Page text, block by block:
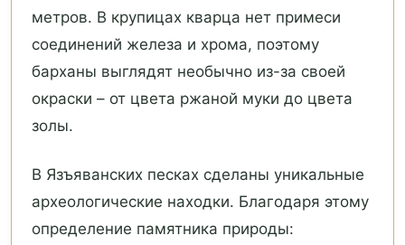
метров. В крупицах кварца нет примеси
соединений железа и хрома, поэтому
барханы выглядят необычно из-за своей
окраски – от цвета ржаной муки до цвета
золы.
В Язъяванских песках сделаны уникальные
археологические находки. Благодаря этому
определение памятника природы: